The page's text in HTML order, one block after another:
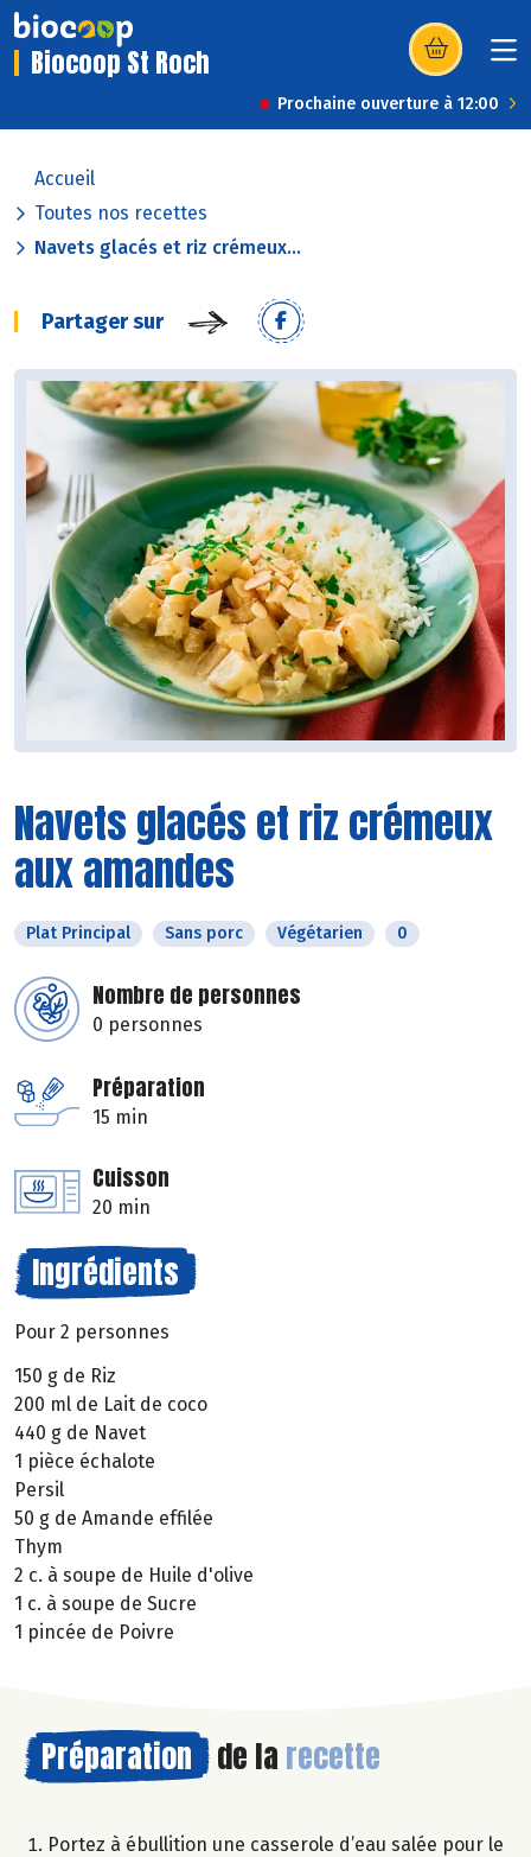
Biocoop St Roch (s’ouvre dans
Prochaine ouverture à 12:00
Accueil
Toutes nos recettes
Navets glacés et riz crémeux...
Partager sur
Navets glacés et riz crémeux
aux amandes
Plat Principal Sans porc Végétarien 0
Nombre de personnes
0 personnes
Préparation
15 min
Cuisson
20 min
Ingrédients
Pour 2 personnes
150 g de Riz
200 ml de Lait de coco
440 g de Navet
1 pièce échalote
Persil
50 g de Amande effilée
Thym
2 c. à soupe de Huile d'olive
1 c. à soupe de Sucre
1 pincée de Poivre
Préparation de la recette
Portez à ébullition une casserole d’eau salée pour le